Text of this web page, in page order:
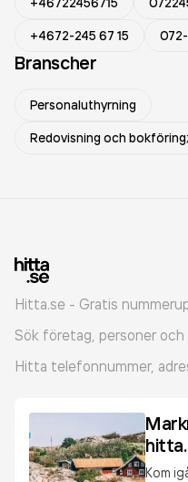
+4672-245 67 15
Branscher
Personaluthyrning
Redovisning och
Hitta.se - Gratis
Sök företag, personer och
Hitta telefonnummer,
Kom